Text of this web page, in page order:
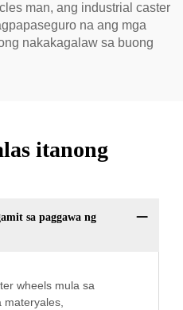
man, ang industrial caster
na ang mga
nakakagalaw sa buong
itanong
sa paggawa ng
wheels mula sa